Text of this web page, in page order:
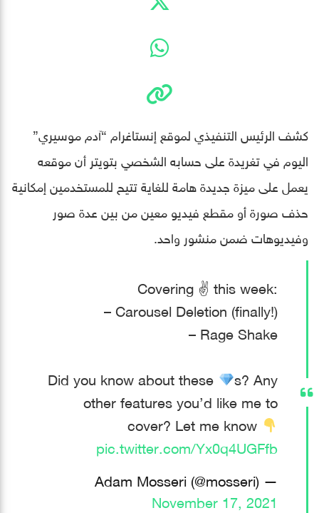
كشف الرئيس التنفيذي لموقع إنستاغرام “آدم موسيري”
اليوم في تغريدة على حسابه الشخصي بتويتر أن موقعه
يعمل على ميزة جديدة هامة للغاية تتيح للمستخدمين إمكانية
حذف صورة أو مقطع فيديو معين من بين عدة صور
وفيديوهات ضمن منشور واحد.
Covering ✌️ this week:
– Carousel Deletion (finally!)
– Rage Shake
Did you know about these
s? Any
other features you’d like me to
cover? Let me know
pic.twitter.com/Yx0q4UGFfb
— Adam Mosseri (@mosseri)
November 17, 2021